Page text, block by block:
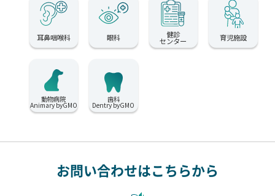
耳鼻咽喉科 眼科 健診
センター 育児施設
動物病院
Animary byGMO
歯科
Dentry byGMO
お問い合わせはこちらから